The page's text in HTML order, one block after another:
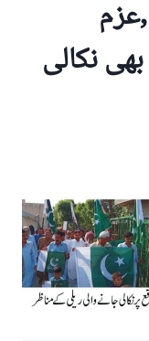
نکالی